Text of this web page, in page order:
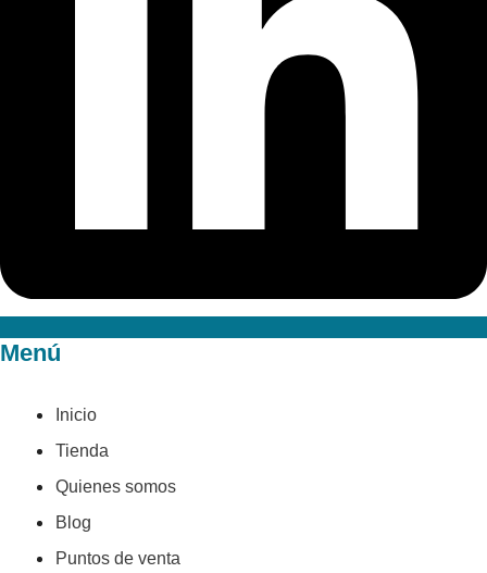
Menú
Inicio
Tienda
Quienes somos
Blog
Puntos de venta